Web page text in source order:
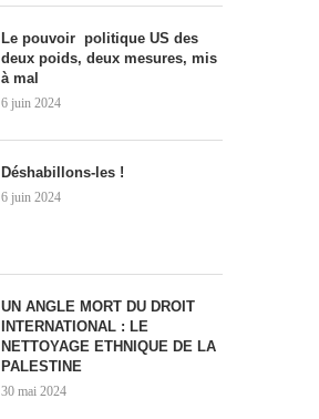
Le pouvoir politique US des
deux poids, deux mesures, mis
à mal
6 juin 2024
Déshabillons-les !
6 juin 2024
UN ANGLE MORT DU DROIT
INTERNATIONAL : LE
NETTOYAGE ETHNIQUE DE LA
PALESTINE
30 mai 2024